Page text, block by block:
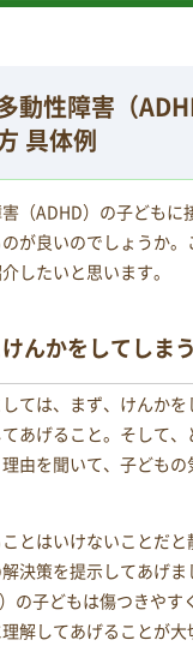
動性障害（
具体例
（ADHD）の子どもに
が良いのでしょうか
したいと思います。
んかをしてしまう
ては、まず、けんか
あげること。そして
由を聞いて、子ども
とはいけないことだ
決策を提示してあげ
の子どもは傷つきやす
解してあげることが大